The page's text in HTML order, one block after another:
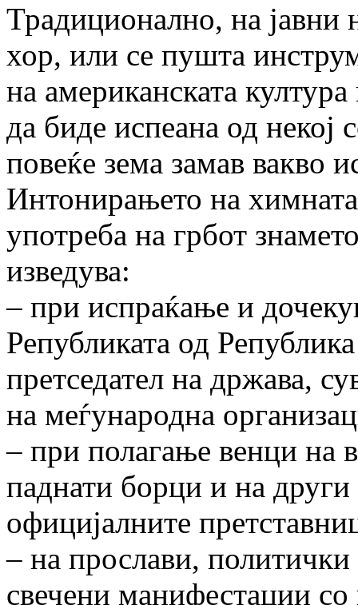
Традиционално, на јавни
хор, или се пушта
на американската
да биде испеана од некој
повеќе зема замав вакво
Интонирањето на
употреба на грбот
изведува:
– при испраќање и
Републиката од
претседател на држава,
на меѓународна
– при полагање венци на
паднати борци и на
официјалните
– на прослави,
свечени манифестации